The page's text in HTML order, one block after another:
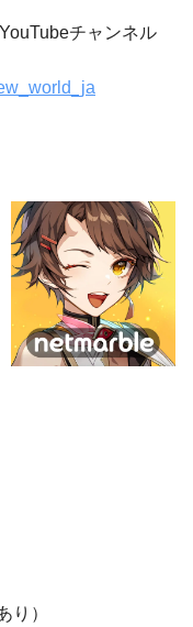
チャンネル
り）